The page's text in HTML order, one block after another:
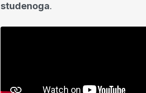
studenoga.